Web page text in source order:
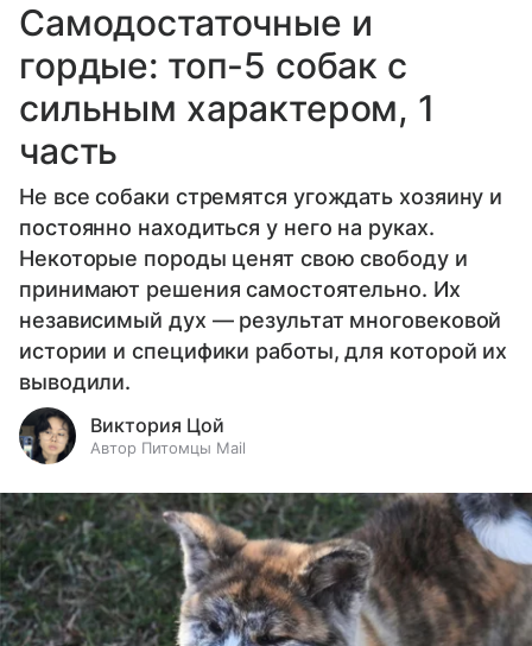
Самодостаточные и
гордые: топ-5 собак с
сильным характером, 1
часть
Не все собаки стремятся угождать хозяину и
постоянно находиться у него на руках.
Некоторые породы ценят свою свободу и
принимают решения самостоятельно. Их
независимый дух — результат многовековой
истории и специфики работы, для которой их
выводили.
Виктория Цой
Автор Питомцы Mail